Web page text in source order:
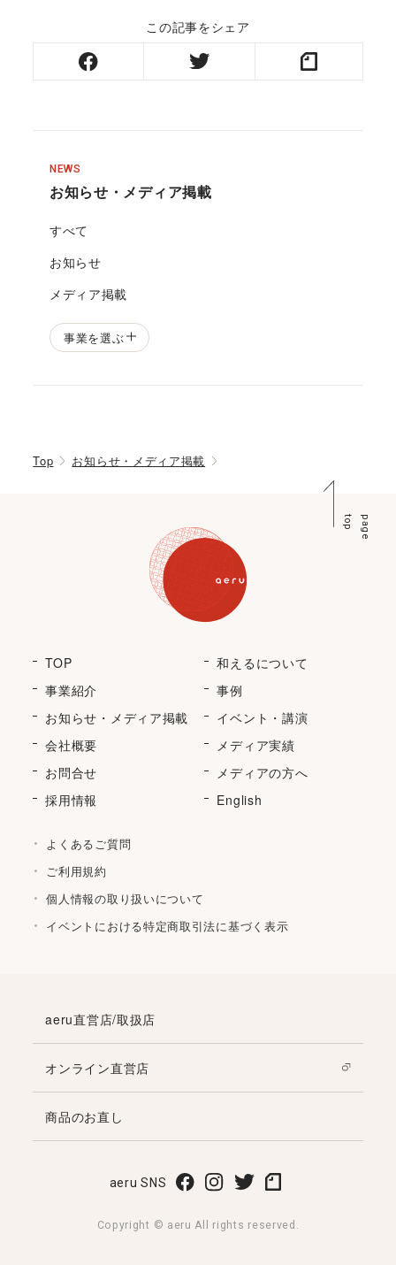
この記事をシェア
NEWS
お知らせ・メディア掲載
すべて
お知らせ
メディア掲載
事業を選ぶ
Top お知らせ・メディア掲載
p
a
g
e
t
o
p
TOP
和えるについて
事業紹介
事例
お知らせ・メディア掲載
イベント・講演
会社概要
メディア実績
お問合せ
メディアの方へ
採用情報
English
よくあるご質問
ご利用規約
個人情報の取り扱いについて
イベントにおける特定商取引法に基づく表示
aeru直営店/取扱店
オンライン直営店
商品のお直し
aeru SNS
Copyright © aeru All rights reserved.